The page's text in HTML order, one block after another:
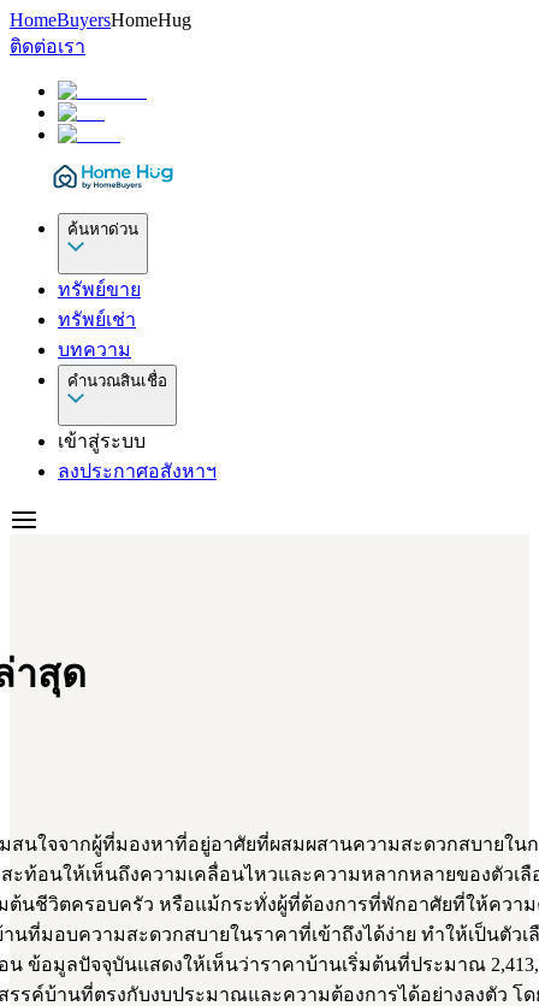
HomeBuyersHomeHug
ติดต่อเรา
ค้นหาด่วน
ทรัพย์ขาย
ทรัพย์เช่า
บทความ
คำนวณสินเชื่อ
เข้าสู่ระบบ
ลงประกาศอสังหาฯ
าสุด
นใจจากผู้ที่มองหาที่อยู่อาศัยที่ผสมผสานความสะดวกสบายใน
ะท้อนให้เห็นถึงความเคลื่อนไหวและความหลากหลายของตัวเ
ต้นชีวิตครอบครัว หรือแม้กระทั่งผู้ที่ต้องการที่พักอาศัยที่ให้ควา
นที่มอบความสะดวกสบายในราคาที่เข้าถึงได้ง่าย ทำให้เป็นตั
ข้อมูลปัจจุบันแสดงให้เห็นว่าราคาบ้านเริ่มต้นที่ประมาณ
รค์บ้านที่ตรงกับงบประมาณและความต้องการได้อย่างลงตัว